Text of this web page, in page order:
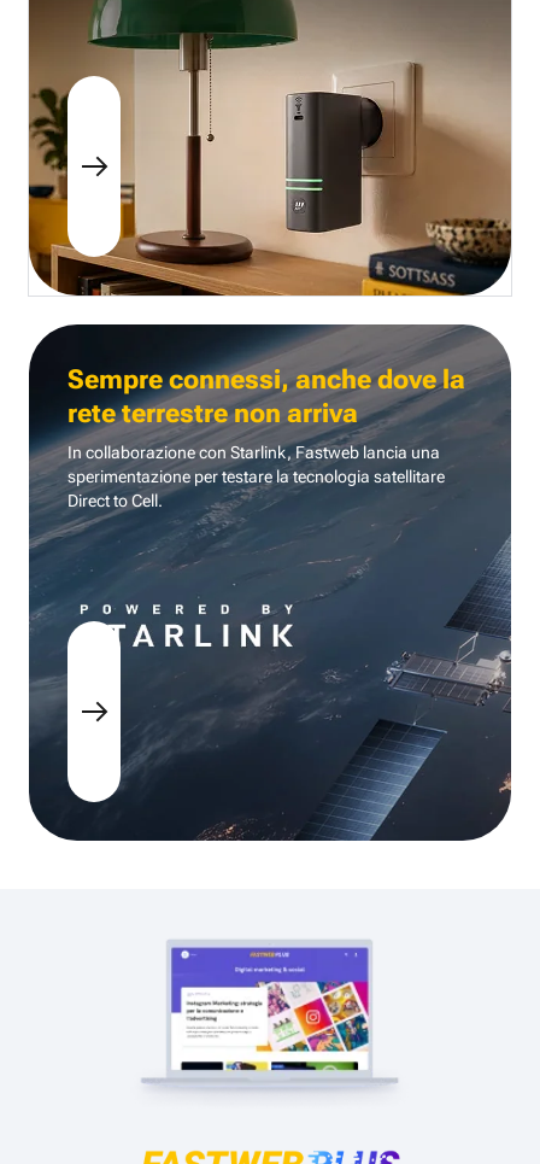
Sempre connessi, anche dove la
rete terrestre non arriva
In collaborazione con Starlink, Fastweb lancia una
sperimentazione per testare la tecnologia satellitare
Direct to Cell.